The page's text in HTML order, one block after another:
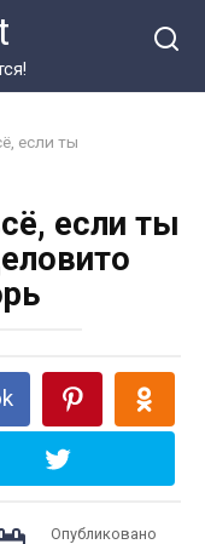
если ты
если ты
Опубликовано